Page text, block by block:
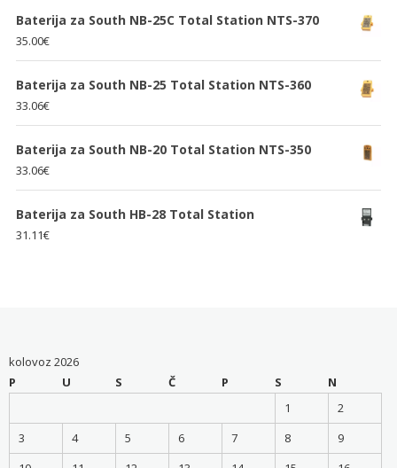
Baterija za South NB-25C Total Station NTS-370
35.00€
Baterija za South NB-25 Total Station NTS-360
33.06€
Baterija za South NB-20 Total Station NTS-350
33.06€
Baterija za South HB-28 Total Station
31.11€
kolovoz 2026
P
U S Č P S
N
1
2
3
4 5 6 7 8
9